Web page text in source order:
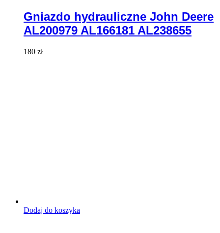
Gniazdo hydrauliczne John Deere
AL200979 AL166181 AL238655
180 zł
Dodaj do koszyka